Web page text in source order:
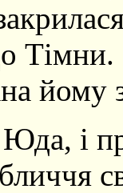
йому
Юда, і